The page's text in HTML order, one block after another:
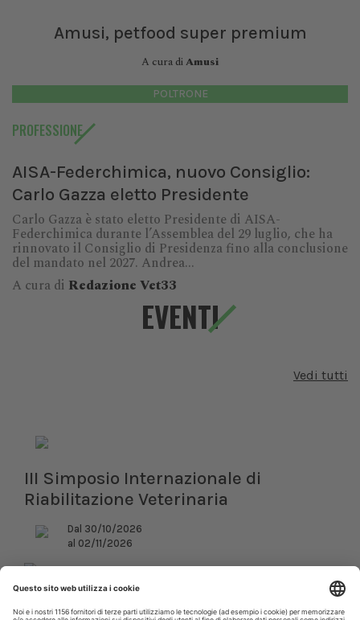
Amusi, petfood super premium
A cura diAmusi
POLTRONE
PROFESSIONE
AISA-Federchimica, nuovo Consiglio:
Carlo Gazza eletto Presidente
Carlo Gazza è stato eletto Presidente di AISA-
Federchimica durante l’Assemblea del 29 luglio, che ha
rinnovato il Consiglio di Presidenza fino alla conclusione
del mandato nel 2027. Andrea...
A cura di Redazione Vet33
EVENTI
Vedi tutti
III Simposio Internazionale di
Riabilitazione Veterinaria
Dal 30/10/2026
al 02/11/2026